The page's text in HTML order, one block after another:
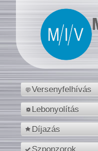
Versenyfelhívás
Lebonyolítás
Díjazás
Szponzorok